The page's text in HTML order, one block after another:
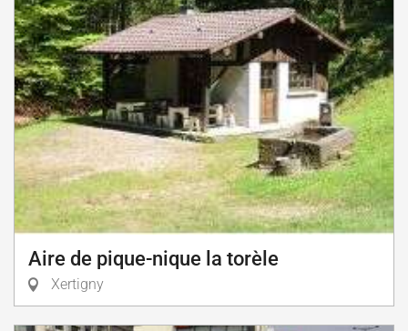
Aire de pique-nique la torèle
Xertigny